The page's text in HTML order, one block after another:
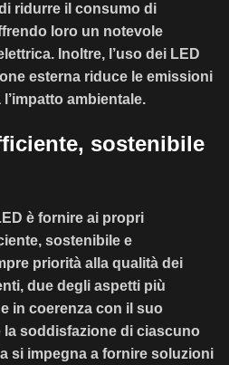
ridurre il consumo di
loro un notevole
Inoltre, l’uso dei LED
esterna riduce le emissioni
ambientale.
sostenibile
è fornire ai propri
sostenibile e
priorità alla qualità dei
due degli aspetti più
in coerenza con il suo
soddisfazione di ciascuno
si impegna a fornire soluzioni